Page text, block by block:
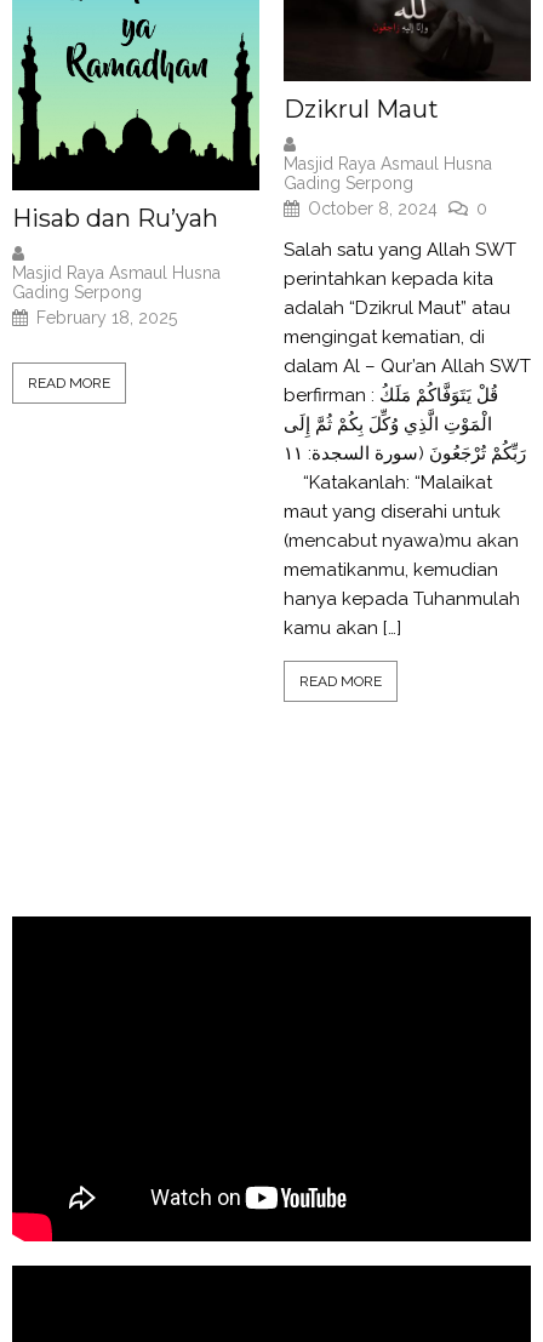
Hisab dan Ru’yah
Masjid Raya Asmaul Husna
Gading Serpong
February 18, 2025
READ MORE
Dzikrul Maut
Masjid Raya Asmaul Husna
Gading Serpong
October 8, 2024
0
Salah satu yang Allah SWT
perintahkan kepada kita
adalah “Dzikrul Maut” atau
mengingat kematian, di
dalam Al – Qur’an Allah SWT
berfirman : قُلْ يَتَوَفَّاكُمْ مَلَكُ
الْمَوْتِ الَّذِي وُكِّلَ بِكُمْ ثُمَّ إِلَى
رَبِّكُمْ تُرْجَعُونَ (سورة السجدة: ١١
“Katakanlah: “Malaikat
maut yang diserahi untuk
(mencabut nyawa)mu akan
mematikanmu, kemudian
hanya kepada Tuhanmulah
kamu akan […]
READ MORE